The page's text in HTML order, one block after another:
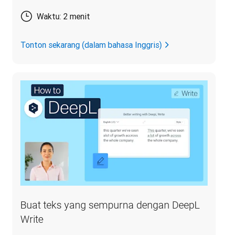
Waktu: 2 menit
Tonton sekarang (dalam bahasa Inggris)
Buat teks yang sempurna dengan DeepL
Write